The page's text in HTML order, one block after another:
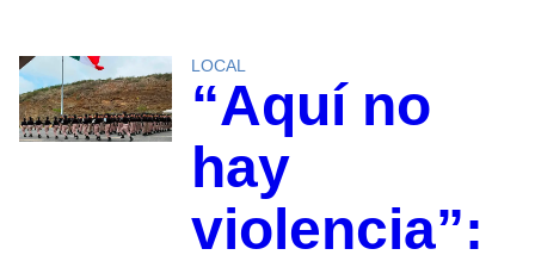
LOCAL
“Aquí no
hay
violencia”: